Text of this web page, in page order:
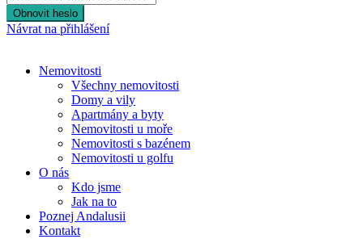
Obnovit heslo
Návrat na přihlášení
Nemovitosti
Všechny nemovitosti
Domy a vily
Apartmány a byty
Nemovitosti u moře
Nemovitosti s bazénem
Nemovitosti u golfu
O nás
Kdo jsme
Jak na to
Poznej Andalusii
Kontakt